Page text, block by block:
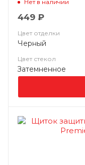
Нет в наличии
449 ₽
Цвет отделки
Черный
Цвет стекол
Затемненное